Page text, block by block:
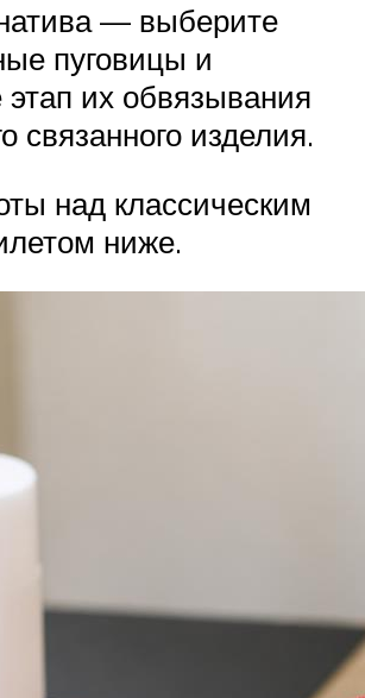
— выберите
пуговицы и
этап их обвязывания
связанного изделия.
над классическим
ниже.